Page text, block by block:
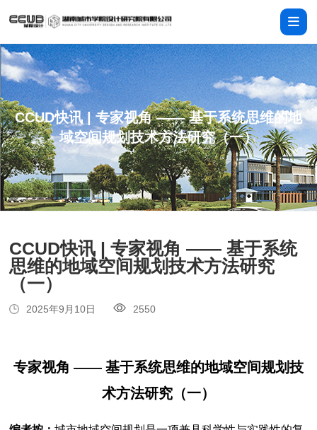
CCUD快讯 | 专家视角 —— 基于系统思维的地
域空间规划技术方法研究（一）
CCUD快讯 | 专家视角 —— 基于系统
思维的地域空间规划技术方法研究
（一）
2025年9月10日 2550
专家视角 —— 基于系统思维的地域空间规划技
术方法研究（一）